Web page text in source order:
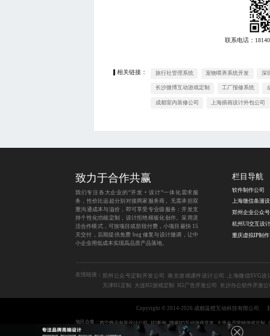
联系电话：
相关链接： 旅行社管理系统 宠物喂养系统开发 深
长沙微博互动游戏定制 工厂报修系统
成都室内装修公司 上海插画设计外包公司
致力于合作共赢
我们专注各大企业的“开发 + 设计”一体化需求服
务，性价比远超分别对接两家服务商。无需承担双
重沟通成本与溢价，即可享受专业级服务：开发支
持个性化功能定制，设计拒绝模板化创作。采用灵
活合作模式，可按项目或阶段付费，小项目最快 15
天交付，后期提供免费 bug 修复与设计微调，让中
小企业用低成本实现高品质产品落地。
栏目导航
软件制作公司
友情链接： 郑州公众号定制开发公司 南京游戏课件设计公司
上海微信SVG设
天津H5定制
大连H5游戏定制 H5广告开发公司 长沙办公软件开发公
Copyright © 2014-2026 成都蓝橙互动科技有限公司
地区合集： 西宁商品包装设计公司 H5案例 陇南H5互动游戏开发 太原会员营销游戏定制